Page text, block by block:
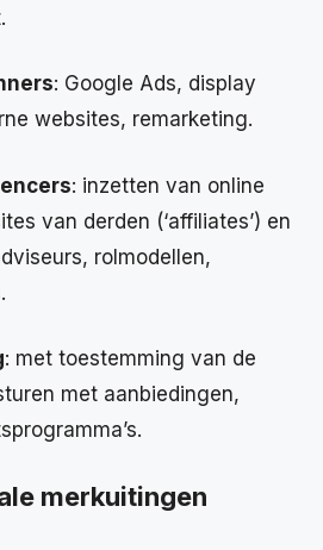
: Google Ads, display
websites, remarketing.
: inzetten van online
van derden (‘affiliates’) en
rolmodellen,
: met toestemming van de
met aanbiedingen,
merkuitingen